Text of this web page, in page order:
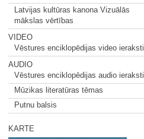
Latvijas kultūras kanona Vizuālās
mākslas vērtības
VIDEO
Vēstures enciklopēdijas video ieraksti
AUDIO
Vēstures enciklopēdijas audio ieraksti
Mūzikas literatūras tēmas
Putnu balsis
KARTE